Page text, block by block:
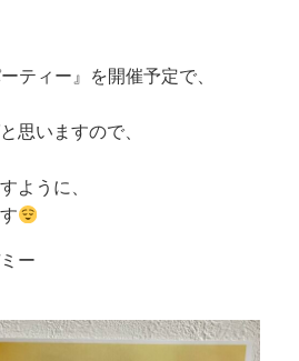
ティー』を開催予定で、
思いますので、
ように、
ー